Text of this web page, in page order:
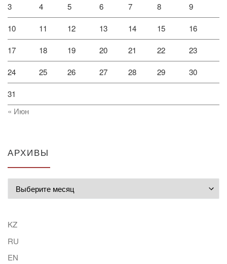
3 4 5 6 7 8 9
10 11 12 13 14 15 16
17 18 19 20 21 22 23
24 25 26 27 28 29 30
31
« Июн
АРХИВЫ
KZ
RU
EN